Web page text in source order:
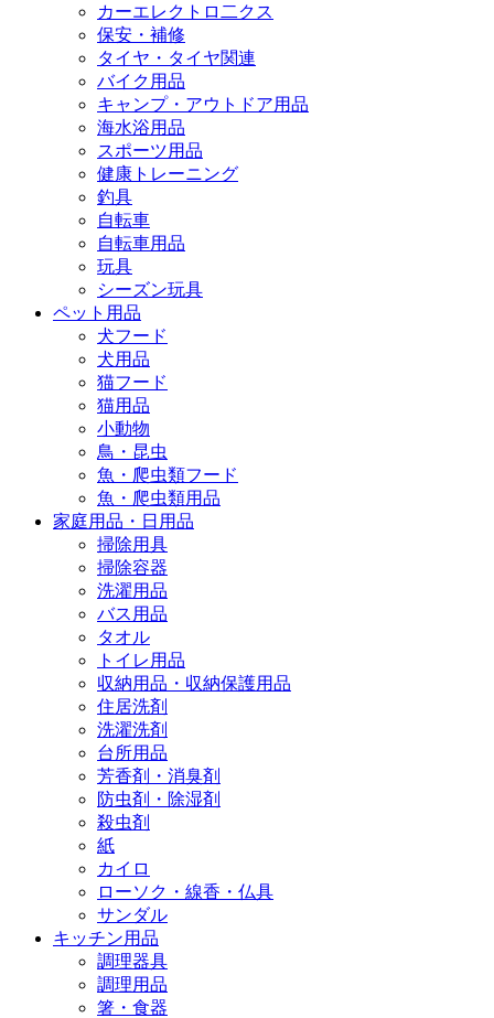
カーエレクトロ二クス
保安・補修
タイヤ・タイヤ関連
バイク用品
キャンプ・アウトドア用品
海水浴用品
スポーツ用品
健康トレーニング
釣具
自転車
自転車用品
玩具
シーズン玩具
ペット用品
犬フード
犬用品
猫フード
猫用品
小動物
鳥・昆虫
魚・爬虫類フード
魚・爬虫類用品
家庭用品・日用品
掃除用具
掃除容器
洗濯用品
バス用品
タオル
トイレ用品
収納用品・収納保護用品
住居洗剤
洗濯洗剤
台所用品
芳香剤・消臭剤
防虫剤・除湿剤
殺虫剤
紙
カイロ
ローソク・線香・仏具
サンダル
キッチン用品
調理器具
調理用品
箸・食器